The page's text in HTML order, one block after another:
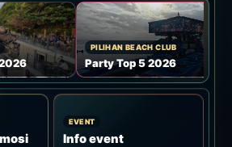
PILIHAN BEACH CLUB
Party Top 5 2026
EVENT
Info event